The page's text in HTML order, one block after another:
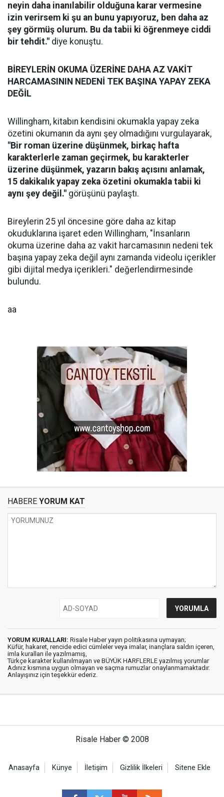
neyin daha inanılabilir olduğuna karar vermesine
izin verirsem ki şu an bunu yapıyoruz, ben daha az
şey görmüş olurum. Bu da tabii ki öğrenmeye ciddi
bir tehdit." diye konuştu.
BİREYLERİN OKUMA ÜZERİNE DAHA AZ VAKİT
HARCAMASININ NEDENİ TEK BAŞINA YAPAY ZEKA
DEĞİL
Willingham, kitabın kendisini okumakla yapay zeka
özetini okumanın da aynı şey olmadığını vurgulayarak,
"Bir roman üzerine düşünmek, birkaç hafta
karakterlerle zaman geçirmek, bu karakterler
üzerine düşünmek, yazarın bakış açısını anlamak,
15 dakikalık yapay zeka özetini okumakla tabii ki
aynı şey değil." görüşünü paylaştı.
Bireylerin 25 yıl öncesine göre daha az kitap
okuduklarına işaret eden Willingham, "İnsanların
okuma üzerine daha az vakit harcamasının nedeni tek
başına yapay zeka değil aynı zamanda videolu içerikler
gibi dijital medya içerikleri." değerlendirmesinde
bulundu.
aa
HABERE YORUM KAT
YORUM KURALLARI: Risale Haber yayın politikasına uymayan;
Küfür, hakaret, rencide edici cümleler veya imalar, inançlara saldırı içeren,
imla kuralları ile yazılmamış,
Türkçe karakter kullanılmayan ve BÜYÜK HARFLERLE yazılmış yorumlar
Adınız kısmına uygun olmayan ve saçma rumuzlar onaylanmamaktadır.
Anlayışınız için teşekkür ederiz.
Risale Haber © 2008
Anasayfa Künye İletişim Gizlilik İlkeleri Sitene Ekle